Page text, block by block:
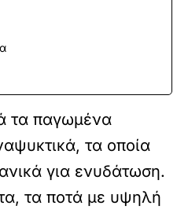
τα παγωμένα
τα οποία
για ενυδάτωση.
τα ποτά με υψηλή